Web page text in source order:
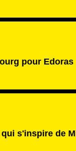
pour Edoras
s'inspire de